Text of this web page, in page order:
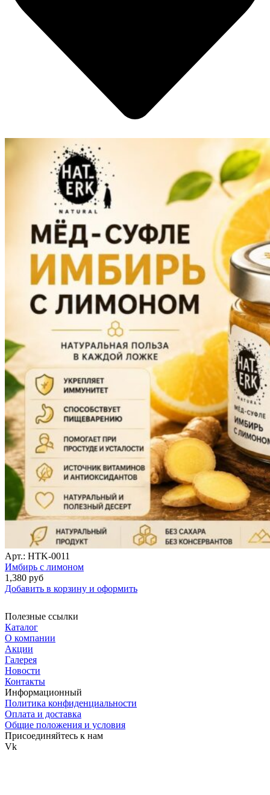
Арт.: HTK-0011
Имбирь с лимоном
1,380 руб
Добавить в корзину и оформить
Полезные ссылки
Каталог
О компании
Акции
Галерея
Новости
Контакты
Информационный
Политика конфиденциальности
Оплата и доставка
Общие положения и условия
Присоединяйтесь к нам
Vk